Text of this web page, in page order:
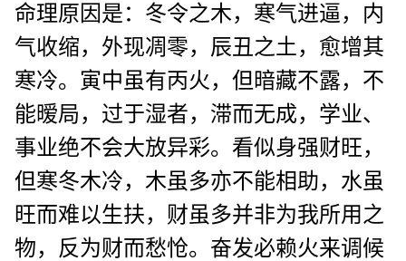
命理原因是：冬令之木，寒气进逼，内
气收缩，外现凋零，辰丑之土，愈增其
寒冷。寅中虽有丙火，但暗藏不露，不
能暧局，过于湿者，滞而无成，学业、
事业绝不会大放异彩。看似身强财旺，
但寒冬木冷，木虽多亦不能相助，水虽
旺而难以生扶，财虽多并非为我所用之
物，反为财而愁怆。奋发必赖火来调候